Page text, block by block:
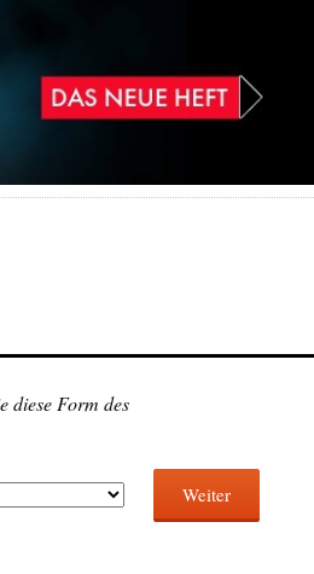
diese Form des
Weiter